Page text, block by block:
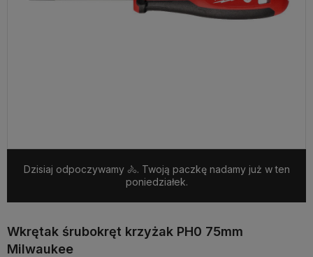
Dzisiaj odpoczywamy 🚴. Twoją paczkę nadamy już w ten
poniedziałek.
Wkrętak śrubokręt krzyżak PH0 75mm
Milwaukee